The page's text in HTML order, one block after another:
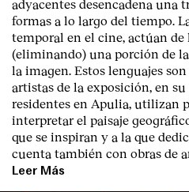
adyacentes desencadena una
formas a lo largo del tiempo.
temporal en el cine, actúan
(eliminando) una porción de
la imagen. Estos lenguajes
artistas de la exposición, en
residentes en Apulia, utilizan
interpretar el paisaje
que se inspiran y a la que
cuenta también con obras de
Leer Más